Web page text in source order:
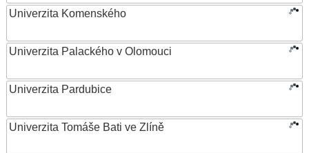
Univerzita Komenského
Univerzita Palackého v Olomouci
Univerzita Pardubice
Univerzita Tomáše Bati ve Zlíně